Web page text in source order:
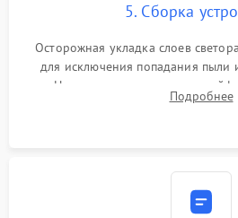
5. Сборка
Осторожная укладка слоев
для исключения попадания пыли
Надежное подключение
аккуратное защелкиваниеПодробнее